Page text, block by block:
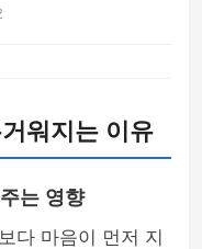
워지는 이유
는 영향
다 마음이 먼저 지